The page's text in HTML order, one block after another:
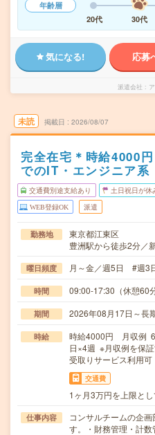
年齢層
20代
30代
気になる! 応募
派遣会社
未読 掲載日 2026/08/07
完全在宅＊時給4000
でのIT・エンジニア系
交通費別途支給あり 土日祝日が休
WEB登録OK 派遣
勤務地
東京都江東区
豊洲駅から徒歩2分／
曜日頻度 月～金／週5日 #週3
時間 09:00-17:30（休憩60
期間 2026年08月17日～長
時給
時給4000円 月収例
日×4週 ※月収例を保
受取りサービス利用可
交通費
1ヶ月3万円を上限と
仕事内容
コンサルチームの企
す。・財務管理・計